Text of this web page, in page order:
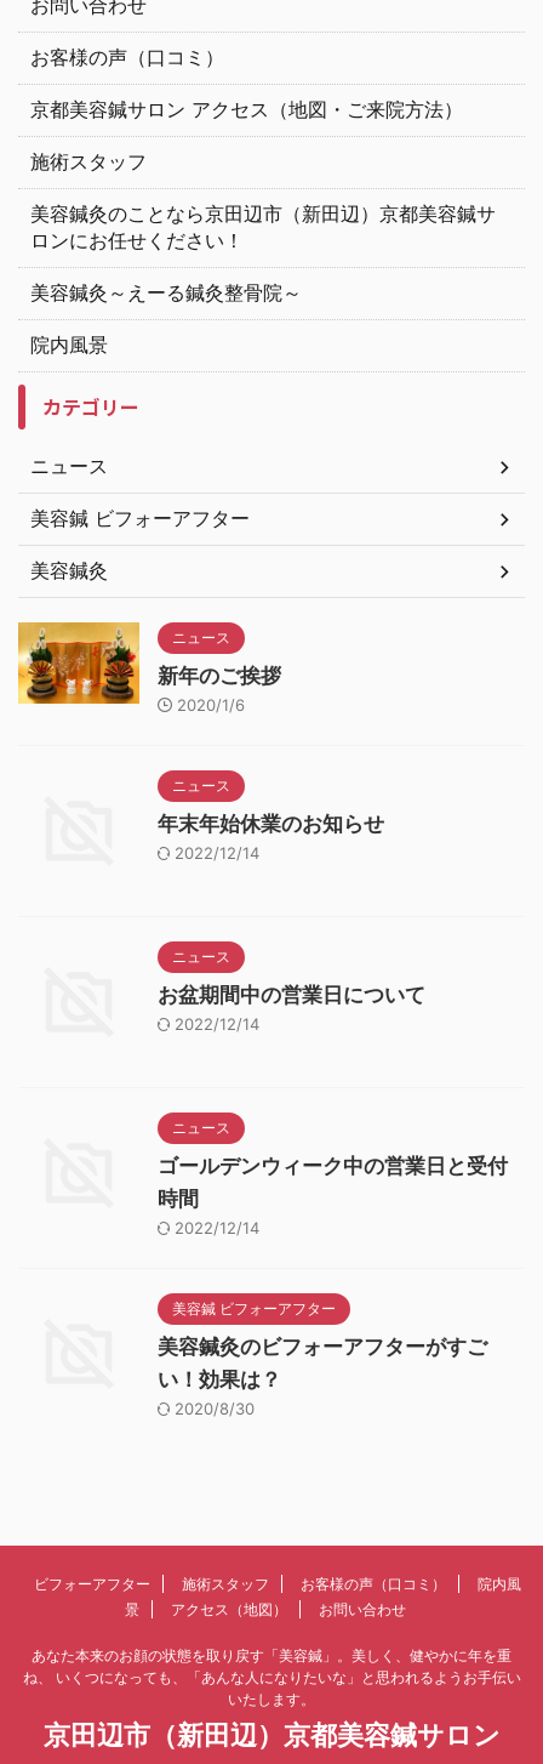
お問い合わせ
お客様の声（口コミ）
京都美容鍼サロン アクセス（地図・ご来院方法）
施術スタッフ
美容鍼灸のことなら京田辺市（新田辺）京都美容鍼サ
ロンにお任せください！
美容鍼灸～えーる鍼灸整骨院～
院内風景
カテゴリー
ニュース
美容鍼 ビフォーアフター
美容鍼灸
ニュース
新年のご挨拶
2020/1/6
ニュース
年末年始休業のお知らせ
2022/12/14
ニュース
お盆期間中の営業日について
2022/12/14
ニュース
ゴールデンウィーク中の営業日と受付
時間
2022/12/14
美容鍼 ビフォーアフター
美容鍼灸のビフォーアフターがすご
い！効果は？
2020/8/30
ビフォーアフター 施術スタッフ お客様の声（口コミ）
院内風
景
アクセス（地図） お問い合わせ
あなた本来のお顔の状態を取り戻す「美容鍼」。美しく、健やかに年を重
ね、 いくつになっても、「あんな人になりたいな」と思われるようお手伝い
いたします。
京田辺市（新田辺）京都美容鍼サロン